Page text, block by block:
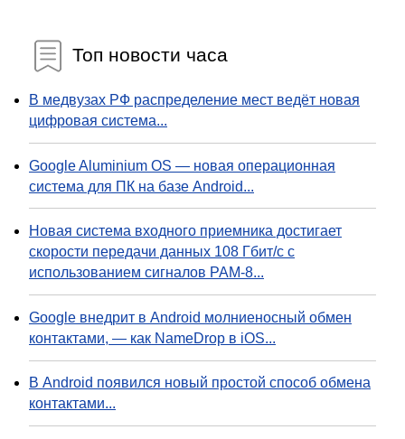
Топ новости часа
В медвузах РФ распределение мест ведёт новая
цифровая система...
Google Aluminium OS — новая операционная
система для ПК на базе Android...
Новая система входного приемника достигает
скорости передачи данных 108 Гбит/с с
использованием сигналов PAM-8...
Google внедрит в Android молниеносный обмен
контактами, — как NameDrop в iOS...
В Android появился новый простой способ обмена
контактами...